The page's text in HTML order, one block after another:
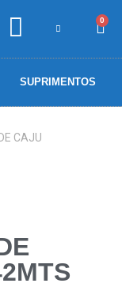
0
SUPRIMENTOS
CAJU